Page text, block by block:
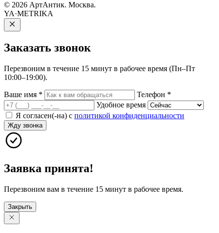
© 2026 АртАнтик. Москва.
YA·METRIKA
Заказать звонок
Перезвоним в течение 15 минут в рабочее время (Пн–Пт
10:00–19:00).
Ваше имя * Телефон *
Удобное время
Я согласен(-на) с политикой конфиденциальности
Жду звонка
Заявка принята!
Перезвоним вам в течение 15 минут в рабочее время.
Закрыть